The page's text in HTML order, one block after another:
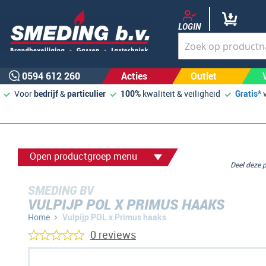
LOGIN
0594 612 260 Acties Outlet
Voorbedrijf&particulier 100% kwaliteit & veiligheid Gratis*
Open productgroep menu
SMEDING BV
VULPIJP POL X PRIMUS HAAKS
Home Vulpijp POL x Primus haaks
Deel
0 reviews
Ga